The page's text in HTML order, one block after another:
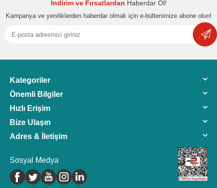
İndirim ve Fırsatlardan Haberdar Ol!
Kampanya ve yeniliklerden haberdar olmak için e-bültenimize abone olun!
Kategoriler
Önemli Bilgiler
Hızlı Erişim
Bize Ulaşın
Adres & İletişim
Sosyal Medya